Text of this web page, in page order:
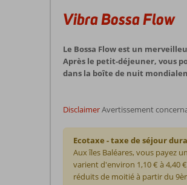
Vibra Bossa Flow
Le Bossa Flow est un
Après le petit-déjeuner, vous
dans la boîte de nuit
DisclaimerAvertissement
Ecotaxe - taxe de séjour
Aux îles Baléares, vous payez
varient d'environ 1,10 € à 4,40
réduits de moitié à partir du